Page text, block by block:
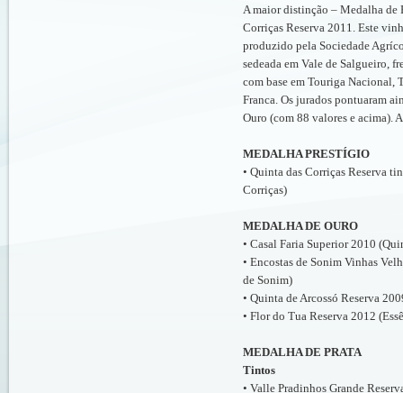
A maior distinção – Medalha
Corriças Reserva 2011. Este
produzido pela Sociedade
sedeada em Vale de Salgueiro,
com base em Touriga Nacional,
Franca. Os jurados pontuaram
Ouro (com 88 valores e acima).
MEDALHA PRESTÍGIO
• Quinta das Corriças Reserva
Corriças)
MEDALHA DE OURO
• Casal Faria Superior 2010
• Encostas de Sonim Vinhas
de Sonim)
• Quinta de Arcossó Reserva
• Flor do Tua Reserva 2012
MEDALHA DE PRATA
Tintos
• Valle Pradinhos Grande